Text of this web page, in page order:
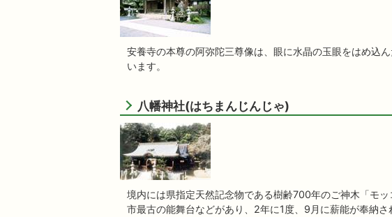
安養寺の本尊の阿弥陀三尊像は、眼に水晶の玉眼をはめ込
います。
八幡神社(はちまんじんじゃ)
境内には県指定天然記念物である樹齢700年のご神木「モ
市最古の能舞台などがあり、2年に1度、9月に薪能が奉納